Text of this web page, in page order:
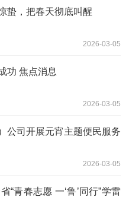
蛰，把春天彻底叫醒
2026-03-05
功 焦点消息
2026-03-05
公司开展元宵主题便民服务
2026-03-05
“青春志愿 一‘鲁’同行”学雷